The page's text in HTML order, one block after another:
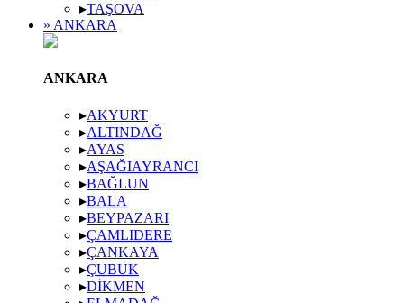
▸TAŞOVA
» ANKARA
ANKARA
▸AKYURT
▸ALTINDAĞ
▸AYAS
▸AŞAĞIAYRANCI
▸BAĞLUN
▸BALA
▸BEYPAZARI
▸ÇAMLIDERE
▸ÇANKAYA
▸ÇUBUK
▸DIKMEN